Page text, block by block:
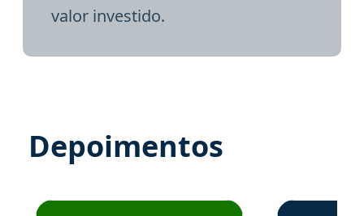
valor investido.
Depoimentos
Estudante José recomenda o Aprova Concursos em
Estudante